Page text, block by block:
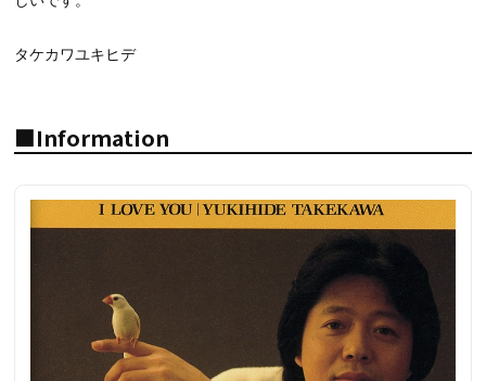
タケカワユキヒデ
■Information